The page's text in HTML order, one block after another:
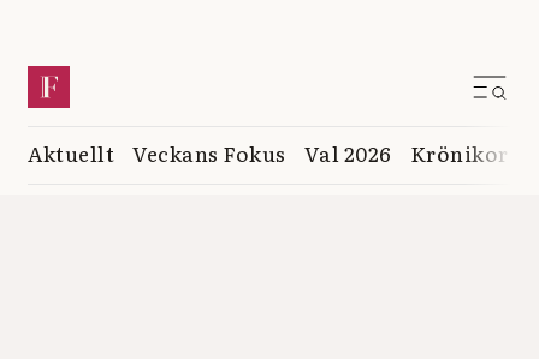
Aktuellt Veckans Fokus Val 2026 Krönikor